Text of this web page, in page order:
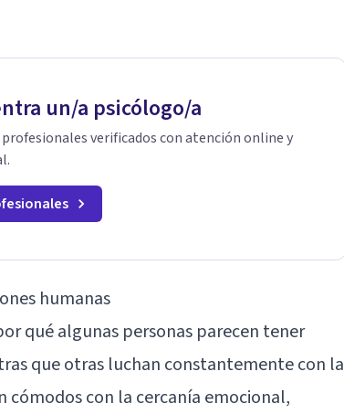
un/a psicólogo/a
verificados con atención online y
humanas
qué algunas personas parecen tener
que otras luchan constantemente con la
cómodos con la cercanía emocional,